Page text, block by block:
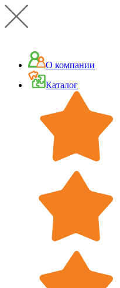
О компании
Каталог